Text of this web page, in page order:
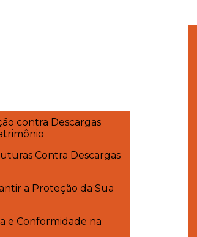
contra Descargas
Contra Descargas
a Proteção da Sua
e Conformidade na